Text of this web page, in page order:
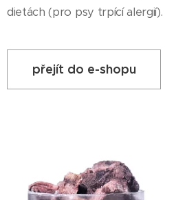
dietách (pro psy trpící alergií).
přejít do e-shopu